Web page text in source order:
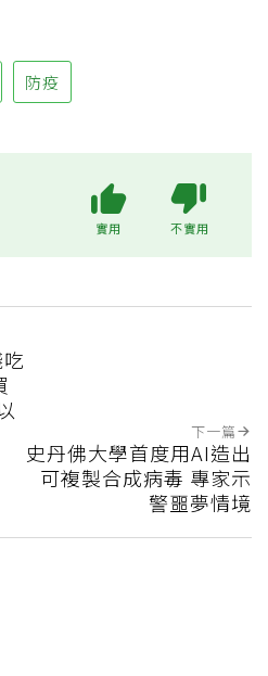
防疫
實用 不實用
下一篇
史丹佛大學首度用AI造出
可複製合成病毒 專家示
警噩夢情境